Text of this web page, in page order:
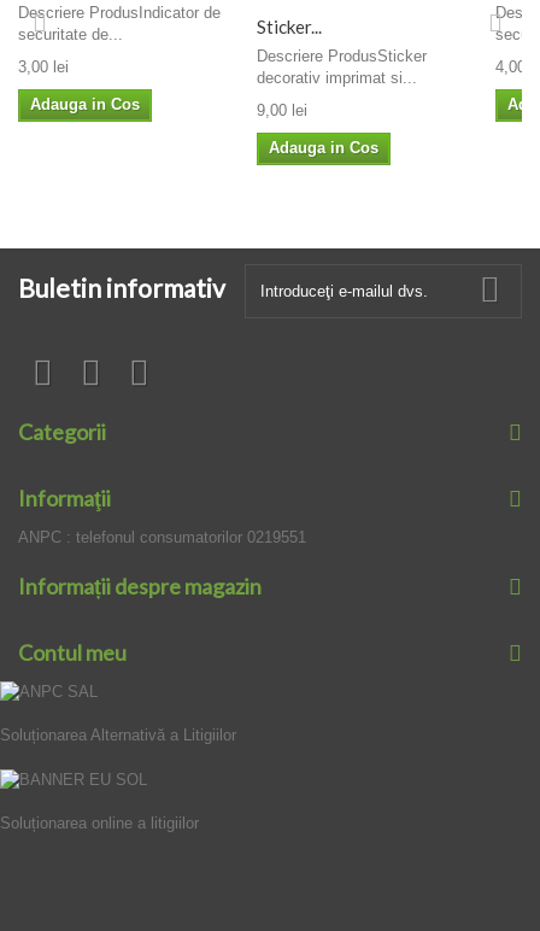
Descriere ProdusIndicator de
securitate de...
3,00 lei
Adauga in Cos
Sticker...
Descriere ProdusSticker
decorativ imprimat si...
9,00 lei
Adauga in Cos
4,00
Buletin informativ
Categorii
Informaţii
ANPC : telefonul consumatorilor 0219551
Informații despre magazin
Contul meu
Soluționarea Alternativă a Litigiilor
Soluționarea online a litigiilor